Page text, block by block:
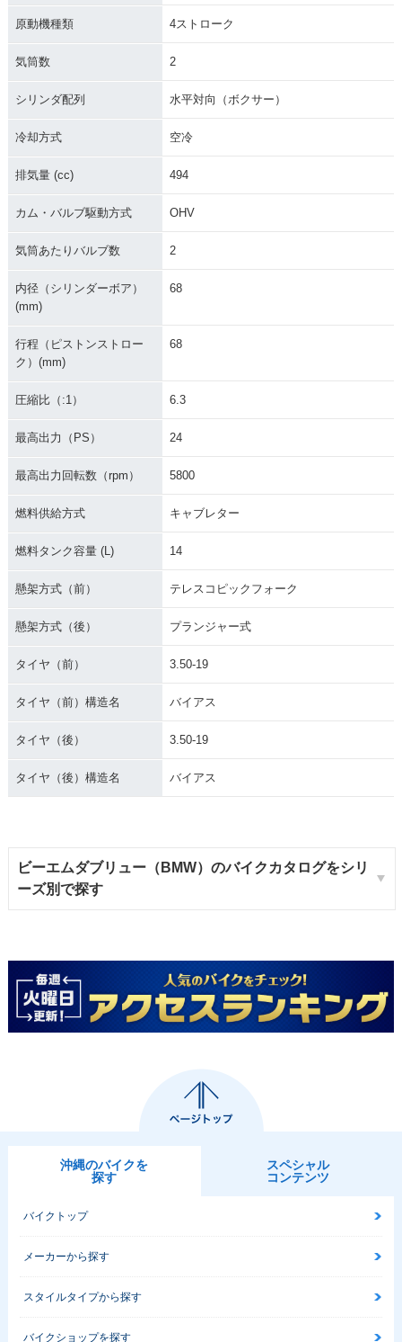
原動機種類 4ストローク
気筒数 2
シリンダ配列 水平対向（ボクサー）
冷却方式 空冷
排気量 (cc) 494
カム・バルブ駆動方式 OHV
気筒あたりバルブ数 2
内径（シリンダーボア）
(mm)
68
行程（ピストンストロー
ク）(mm)
68
圧縮比（:1） 6.3
最高出力（PS） 24
最高出力回転数（rpm） 5800
燃料供給方式 キャブレター
燃料タンク容量 (L) 14
懸架方式（前） テレスコピックフォーク
懸架方式（後） プランジャー式
タイヤ（前） 3.50-19
タイヤ（前）構造名 バイアス
タイヤ（後） 3.50-19
タイヤ（後）構造名 バイアス
ビーエムダブリュー（BMW）のバイクカタログをシリ
ーズ別で探す
沖縄のバイクを
探す
スペシャル
コンテンツ
バイクトップ
メーカーから探す
スタイルタイプから探す
バイクショップを探す